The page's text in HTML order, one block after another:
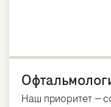
Наш приоритет —